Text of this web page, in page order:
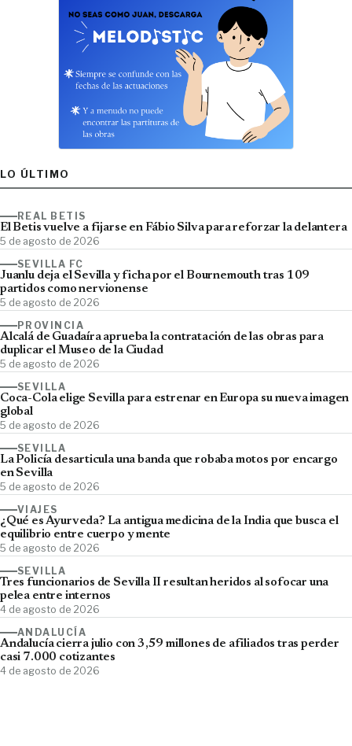
LO ÚLTIMO
REAL BETIS
El Betis vuelve a fijarse en Fábio Silva para reforzar la delantera
5 de agosto de 2026
SEVILLA FC
Juanlu deja el Sevilla y ficha por el Bournemouth tras 109
partidos como nervionense
5 de agosto de 2026
PROVINCIA
Alcalá de Guadaíra aprueba la contratación de las obras para
duplicar el Museo de la Ciudad
5 de agosto de 2026
SEVILLA
Coca-Cola elige Sevilla para estrenar en Europa su nueva imagen
global
5 de agosto de 2026
SEVILLA
La Policía desarticula una banda que robaba motos por encargo
en Sevilla
5 de agosto de 2026
VIAJES
¿Qué es Ayurveda? La antigua medicina de la India que busca el
equilibrio entre cuerpo y mente
5 de agosto de 2026
SEVILLA
Tres funcionarios de Sevilla II resultan heridos al sofocar una
pelea entre internos
4 de agosto de 2026
ANDALUCÍA
Andalucía cierra julio con 3,59 millones de afiliados tras perder
casi 7.000 cotizantes
4 de agosto de 2026